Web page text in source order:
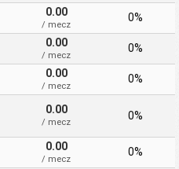
0.00
/ mecz
0%
0.00
/ mecz
0%
0.00
/ mecz
0%
0.00
/ mecz
0%
0.00
/ mecz
0%